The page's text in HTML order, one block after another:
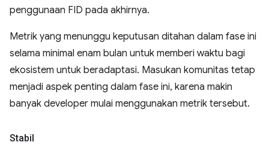
penggunaan FID pada akhirnya.
Metrik yang menunggu keputusan ditahan dalam fase ini
selama minimal enam bulan untuk memberi waktu bagi
ekosistem untuk beradaptasi. Masukan komunitas tetap
menjadi aspek penting dalam fase ini, karena makin
banyak developer mulai menggunakan metrik tersebut.
Stabil